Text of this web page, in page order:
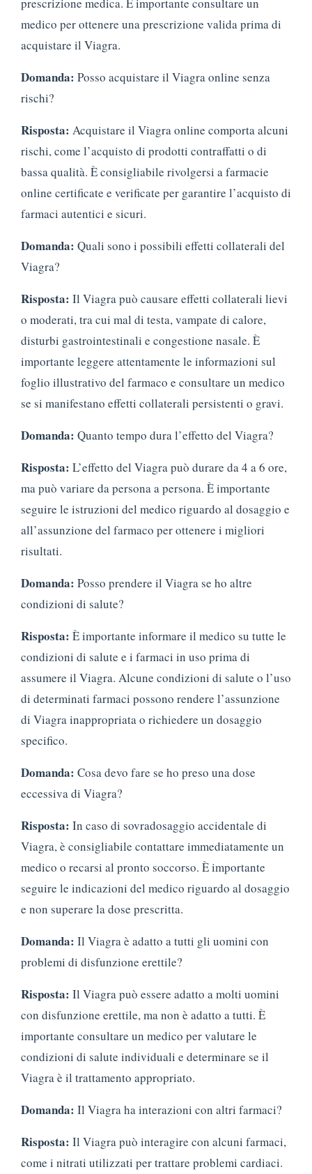
medico per ottenere una prescrizione valida prima di
acquistare il Viagra.
Domanda: Posso acquistare il Viagra online senza
rischi?
Risposta: Acquistare il Viagra online comporta alcuni
rischi, come l’acquisto di prodotti contraffatti o di
bassa qualità. È consigliabile rivolgersi a farmacie
online certificate e verificate per garantire l’acquisto di
farmaci autentici e sicuri.
Domanda: Quali sono i possibili effetti collaterali del
Viagra?
Risposta: Il Viagra può causare effetti collaterali lievi
o moderati, tra cui mal di testa, vampate di calore,
disturbi gastrointestinali e congestione nasale. È
importante leggere attentamente le informazioni sul
foglio illustrativo del farmaco e consultare un medico
se si manifestano effetti collaterali persistenti o gravi.
Domanda: Quanto tempo dura l’effetto del Viagra?
Risposta: L’effetto del Viagra può durare da 4 a 6 ore,
ma può variare da persona a persona. È importante
seguire le istruzioni del medico riguardo al dosaggio e
all’assunzione del farmaco per ottenere i migliori
risultati.
Domanda: Posso prendere il Viagra se ho altre
condizioni di salute?
Risposta: È importante informare il medico su tutte le
condizioni di salute e i farmaci in uso prima di
assumere il Viagra. Alcune condizioni di salute o l’uso
di determinati farmaci possono rendere l’assunzione
di Viagra inappropriata o richiedere un dosaggio
specifico.
Domanda: Cosa devo fare se ho preso una dose
eccessiva di Viagra?
Risposta: In caso di sovradosaggio accidentale di
Viagra, è consigliabile contattare immediatamente un
medico o recarsi al pronto soccorso. È importante
seguire le indicazioni del medico riguardo al dosaggio
e non superare la dose prescritta.
Domanda: Il Viagra è adatto a tutti gli uomini con
problemi di disfunzione erettile?
Risposta: Il Viagra può essere adatto a molti uomini
con disfunzione erettile, ma non è adatto a tutti. È
importante consultare un medico per valutare le
condizioni di salute individuali e determinare se il
Viagra è il trattamento appropriato.
Domanda: Il Viagra ha interazioni con altri farmaci?
Risposta: Il Viagra può interagire con alcuni farmaci,
come i nitrati utilizzati per trattare problemi cardiaci.